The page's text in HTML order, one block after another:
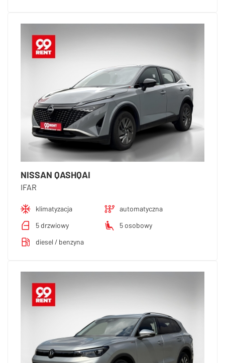
NISSAN QASHQAI
IFAR
klimatyzacja
automatyczna
5 drzwiowy
5 osobowy
diesel / benzyna